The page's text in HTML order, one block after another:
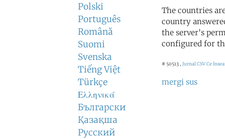
Polski
Português
Română
Suomi
Svenska
Tiếng Việt
Türkçe
Ελληνικά
Български
Қазақша
Русский
The countries
country
the server's
configured for
# 50513 , Jurnal CSVCe
mergi sus